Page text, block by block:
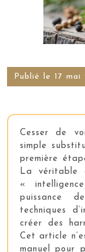
Publié le 17 mai
Cesser de
simple
première
La véritable
«
puissance
techniques
créer des
Cet article
manuel pour